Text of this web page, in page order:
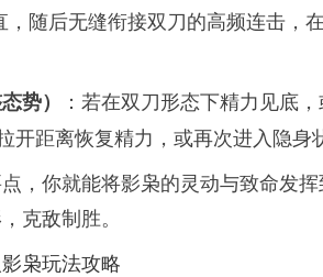
，随后无缝衔接双刀的高频连击，
势）
：若在双刀形态下精力见底
开距离恢复精力，或再次进入隐
，你就能将影枭的灵动与致命发
克敌制胜。
枭玩法攻略